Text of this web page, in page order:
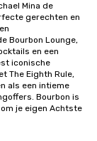
Mina de
gerechten en
Bourbon Lounge,
en een
iconische
The Eighth Rule,
als een intieme
Bourbon is
je eigen Achtste